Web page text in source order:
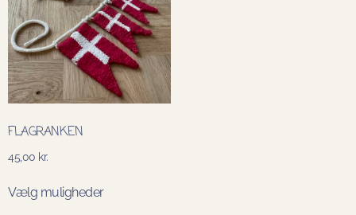
FLAGRANKEN
45,00 kr.
Vælg muligheder